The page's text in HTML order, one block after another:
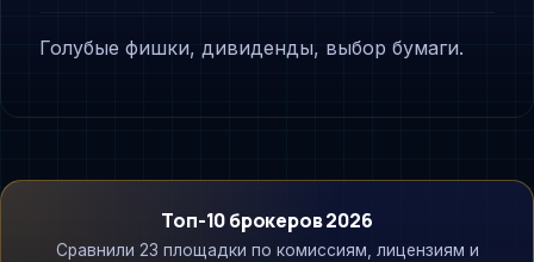
Голубые фишки, дивиденды, выбор бумаги.
Топ-10 брокеров 2026
Сравнили 23 площадки по комиссиям, лицензиям и